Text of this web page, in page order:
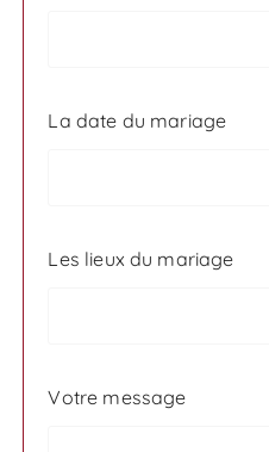
La date du mariage
Les lieux du mariage
Votre message